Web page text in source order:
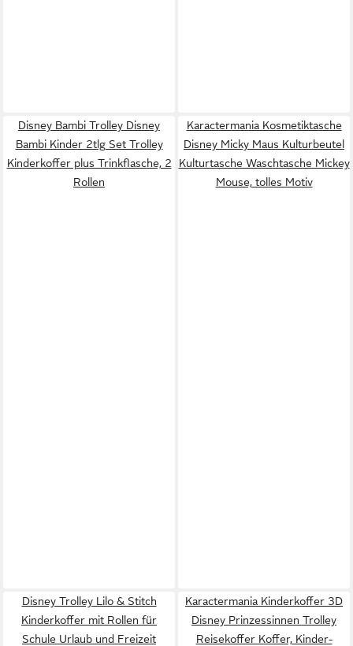
Disney Bambi Trolley Disney
Bambi Kinder 2tlg Set Trolley
Kinderkoffer plus Trinkflasche, 2
Rollen
Karactermania Kosmetiktasche
Disney Micky Maus Kulturbeutel
Kulturtasche Waschtasche Mickey
Mouse, tolles Motiv
Disney Trolley Lilo & Stitch
Kinderkoffer mit Rollen für
Schule Urlaub und Freizeit
Karactermania Kinderkoffer 3D
Disney Prinzessinnen Trolley
Reisekoffer Koffer, Kinder-